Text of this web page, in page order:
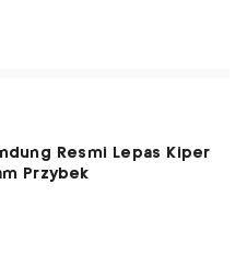
Resmi Lepas Kiper
Przybek